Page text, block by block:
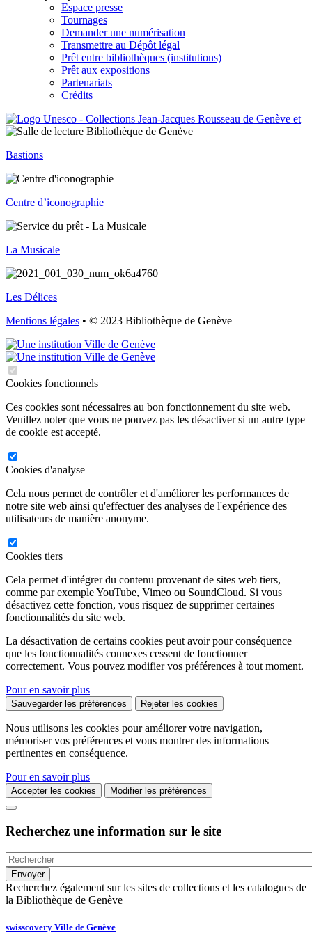
Espace presse
Tournages
Demander une numérisation
Transmettre au Dépôt légal
Prêt entre bibliothèques (institutions)
Prêt aux expositions
Partenariats
Crédits
Bastions
Centre d’iconographie
La Musicale
Les Délices
Mentions légales • © 2023 Bibliothèque de Genève
Cookies fonctionnels
Ces cookies sont nécessaires au bon fonctionnement du site web.
Veuillez noter que vous ne pouvez pas les désactiver si un autre type
de cookie est accepté.
Cookies d'analyse
Cela nous permet de contrôler et d'améliorer les performances de
notre site web ainsi qu'effectuer des analyses de l'expérience des
utilisateurs de manière anonyme.
Cookies tiers
Cela permet d'intégrer du contenu provenant de sites web tiers,
comme par exemple YouTube, Vimeo ou SoundCloud. Si vous
désactivez cette fonction, vous risquez de supprimer certaines
fonctionnalités du site web.
La désactivation de certains cookies peut avoir pour conséquence
que les fonctionnalités connexes cessent de fonctionner
correctement. Vous pouvez modifier vos préférences à tout moment.
Pour en savoir plus
Sauvegarder les préférences Rejeter les cookies
Nous utilisons les cookies pour améliorer votre navigation,
mémoriser vos préférences et vous montrer des informations
pertinentes en conséquence.
Pour en savoir plus
Accepter les cookies Modifier les préférences
Recherchez une information sur le site
Recherchez également sur les sites de collections et les catalogues de
la Bibliothèque de Genève
swisscovery Ville de Genève